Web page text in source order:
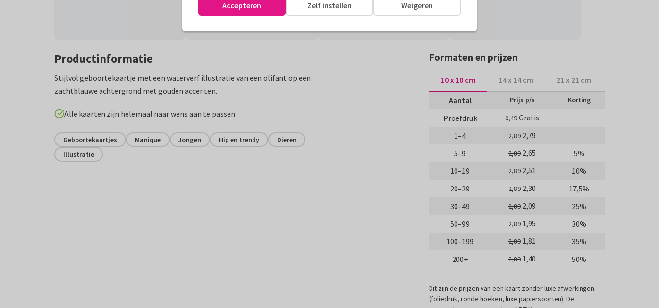
Productinformatie
Stijlvol geboortekaartje met een waterverf illustratie van een olifant op een
zachtblauwe achtergrond met gouden accenten.
Alle kaarten zijn helemaal naar wens aan te passen
Geboortekaartjes Manique Jongen Hip en trendy
Dieren
Illustratie
Formaten en prijzen
10 x 10 cm 14 x 14 cm 21 x 21 cm
Aantal Prijs p/s Korting
Proefdruk 0,49Gratis
1–4
2,89 2,79
5–9
2,89 2,65
5%
10–19
2,89 2,51
10%
20–29
2,89 2,30
17,5%
30–49
2,89 2,09
25%
50–99
2,89 1,95
30%
100–199
2,89 1,81
35%
200+
2,89 1,40 50%
Dit zijn de prijzen van een kaart zonder luxe afwerkingen
(foliedruk, ronde hoeken, luxe papiersoorten). De
Weigeren
Zelf instellen
Accepteren